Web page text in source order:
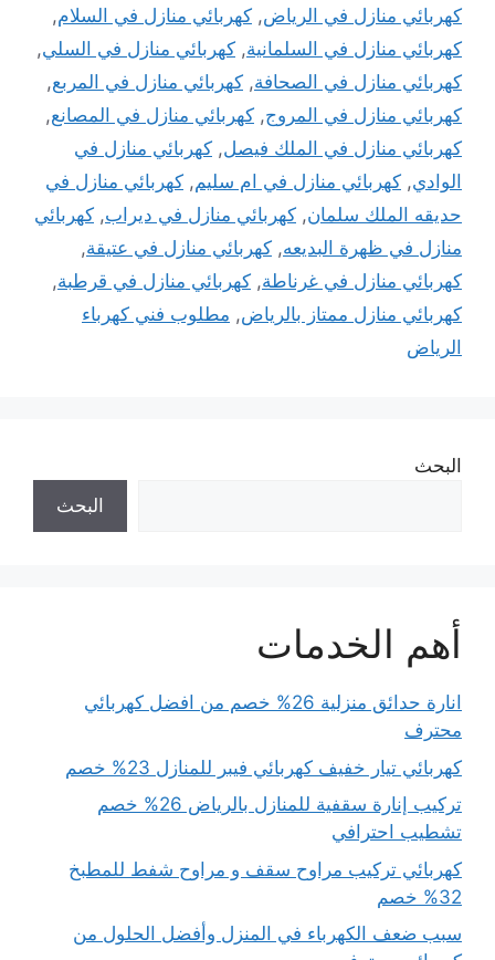
كهربائي منازل في الرياض, كهربائي منازل في السلام,
كهربائي منازل في السلمانية, كهربائي منازل في السلي,
كهربائي منازل في الصحافة, كهربائي منازل في المربع,
كهربائي منازل في المروج, كهربائي منازل في المصانع,
كهربائي منازل في الملك فيصل, كهربائي منازل في
الوادي, كهربائي منازل في ام سليم, كهربائي منازل في
حديقه الملك سلمان, كهربائي منازل في ديراب, كهربائي
منازل في ظهرة البديعه, كهربائي منازل في عتيقة,
كهربائي منازل في غرناطة, كهربائي منازل في قرطبة,
كهربائي منازل ممتاز بالرياض, مطلوب فني كهرباء
الرياض
البحث
البحث
أهم الخدمات
انارة حدائق منزلية 26% خصم من افضل كهربائي
محترف
كهربائي تيار خفيف كهربائي فيبر للمنازل 23% خصم
تركيب إنارة سقفية للمنازل بالرياض 26% خصم
تشطيب احترافي
كهربائي تركيب مراوح سقف و مراوح شفط للمطبخ
32% خصم
سبب ضعف الكهرباء في المنزل وأفضل الحلول من